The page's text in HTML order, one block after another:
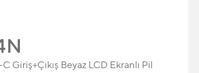
Beyaz LCD Ekranlı Pil